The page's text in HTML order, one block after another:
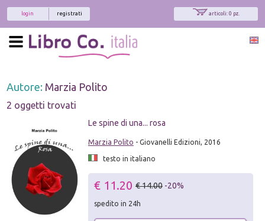
articoli: 0 pz.
registrati
login
Autore: Marzia Polito
2 oggetti trovati
Le spine di una... rosa
Marzia Polito - Giovanelli Edizioni, 2016
testo in italiano
€ 11.20 € 14.00 -20%
spedito in 24h